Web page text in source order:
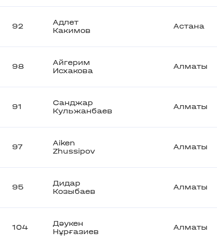
92
Адлет
Какимов
Астана
98
Айгерим
Исхакова
Алматы
91
Санджар
Кульжанбаев
Алматы
97
Aiken
Zhussipov
Алматы
95
Дидар
Козыбаев
Алматы
104
Дәукен
Нұрғазиев
Алматы